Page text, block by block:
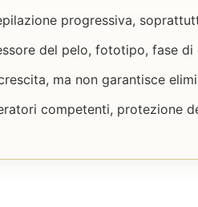
progressiva,
del pelo, fototipo, fase
ma non garantisce
competenti, protezione